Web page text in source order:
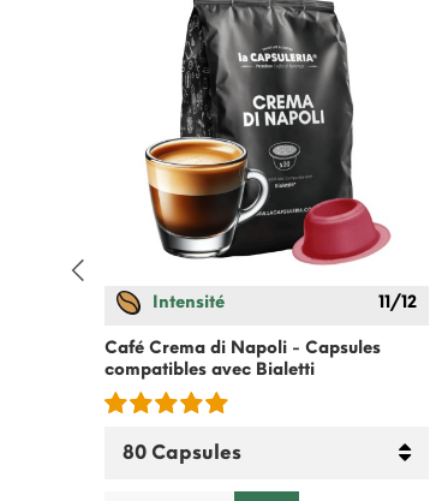
Intensité 11/12
Café Crema di Napoli - Capsules
compatibles avec Bialetti